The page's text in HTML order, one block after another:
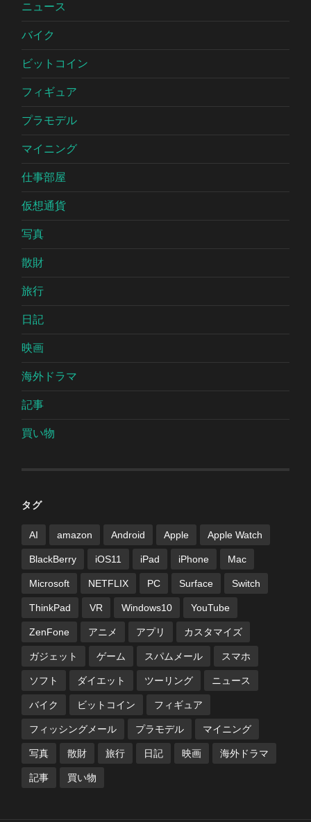
ニュース
バイク
ビットコイン
フィギュア
プラモデル
マイニング
仕事部屋
仮想通貨
写真
散財
旅行
日記
映画
海外ドラマ
記事
買い物
タグ
AI amazon Android Apple Apple Watch
BlackBerry iOS11 iPad iPhone Mac
Microsoft NETFLIX PC Surface Switch
ThinkPad VR Windows10 YouTube
ZenFone アニメ アプリ カスタマイズ
ガジェット ゲーム スパムメール スマホ
ソフト ダイエット ツーリング ニュース
バイク ビットコイン フィギュア
フィッシングメール プラモデル マイニング
写真 散財 旅行 日記 映画 海外ドラマ
記事 買い物